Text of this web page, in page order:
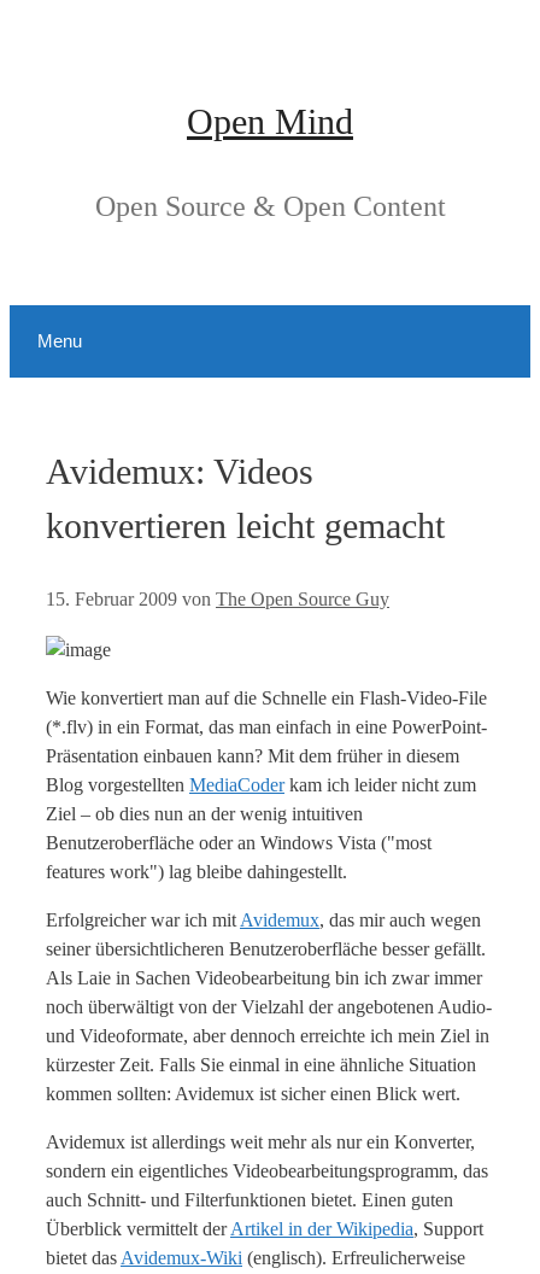
Open Mind
Open Source & Open Content
Menu
Avidemux: Videos
konvertieren leicht gemacht
15. Februar 2009 von The Open Source Guy
Wie konvertiert man auf die Schnelle ein Flash-Video-File
(*.flv) in ein Format, das man einfach in eine PowerPoint-
Präsentation einbauen kann? Mit dem früher in diesem
Blog vorgestellten MediaCoderkam ich leider nicht zum
Ziel – ob dies nun an der wenig intuitiven
Benutzeroberfläche oder an Windows Vista ("most
features work") lag bleibe dahingestellt.
Erfolgreicher war ich mit Avidemux, das mir auch wegen
seiner übersichtlicheren Benutzeroberfläche besser gefällt.
Als Laie in Sachen Videobearbeitung bin ich zwar immer
noch überwältigt von der Vielzahl der angebotenen Audio-
und Videoformate, aber dennoch erreichte ich mein Ziel in
kürzester Zeit. Falls Sie einmal in eine ähnliche Situation
kommen sollten: Avidemux ist sicher einen Blick wert.
Avidemux ist allerdings weit mehr als nur ein Konverter,
sondern ein eigentliches Videobearbeitungsprogramm, das
auch Schnitt- und Filterfunktionen bietet. Einen guten
Überblick vermittelt derArtikel in der Wikipedia, Support
bietet das Avidemux-Wiki (englisch). Erfreulicherweise